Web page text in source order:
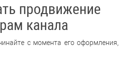
продвижение
канала
с момента его оформления,